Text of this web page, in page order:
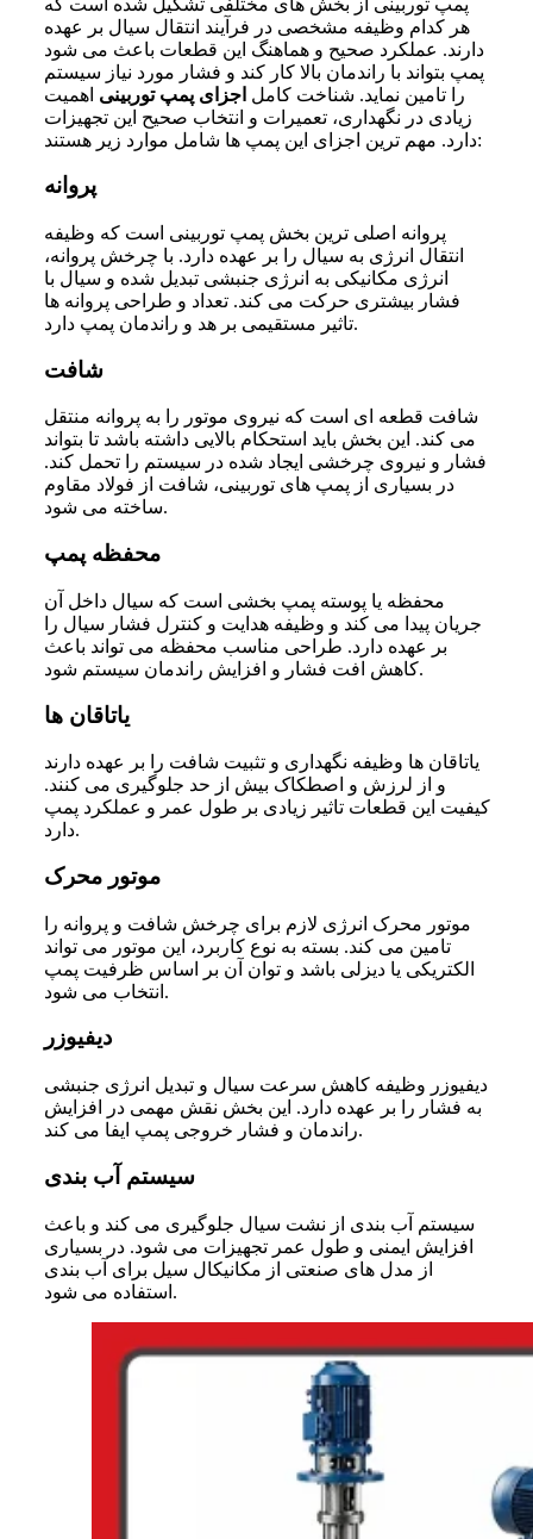
هر کدام وظیفه مشخصی در فرآیند انتقال سیال بر عهده
دارند. عملکرد صحیح و هماهنگ این قطعات باعث می شود
پمپ بتواند با راندمان بالا کار کند و فشار مورد نیاز سیستم
را تامین نماید. شناخت کامل اجزای پمپ توربینی اهمیت
زیادی در نگهداری، تعمیرات و انتخاب صحیح این تجهیزات
دارد. مهم ترین اجزای این پمپ ها شامل موارد زیر هستند:
پروانه
پروانه اصلی ترین بخش پمپ توربینی است که وظیفه
انتقال انرژی به سیال را بر عهده دارد. با چرخش پروانه،
انرژی مکانیکی به انرژی جنبشی تبدیل شده و سیال با
فشار بیشتری حرکت می کند. تعداد و طراحی پروانه ها
تاثیر مستقیمی بر هد و راندمان پمپ دارد.
شافت
شافت قطعه ای است که نیروی موتور را به پروانه منتقل
می کند. این بخش باید استحکام بالایی داشته باشد تا بتواند
فشار و نیروی چرخشی ایجاد شده در سیستم را تحمل کند.
در بسیاری از پمپ های توربینی، شافت از فولاد مقاوم
ساخته می شود.
محفظه پمپ
محفظه یا پوسته پمپ بخشی است که سیال داخل آن
جریان پیدا می کند و وظیفه هدایت و کنترل فشار سیال را
بر عهده دارد. طراحی مناسب محفظه می تواند باعث
کاهش افت فشار و افزایش راندمان سیستم شود.
یاتاقان ها
یاتاقان ها وظیفه نگهداری و تثبیت شافت را بر عهده دارند
و از لرزش و اصطکاک بیش از حد جلوگیری می کنند.
کیفیت این قطعات تاثیر زیادی بر طول عمر و عملکرد پمپ
دارد.
موتور محرک
موتور محرک انرژی لازم برای چرخش شافت و پروانه را
تامین می کند. بسته به نوع کاربرد، این موتور می تواند
الکتریکی یا دیزلی باشد و توان آن بر اساس ظرفیت پمپ
انتخاب می شود.
دیفیوزر
دیفیوزر وظیفه کاهش سرعت سیال و تبدیل انرژی جنبشی
به فشار را بر عهده دارد. این بخش نقش مهمی در افزایش
راندمان و فشار خروجی پمپ ایفا می کند.
سیستم آب بندی
سیستم آب بندی از نشت سیال جلوگیری می کند و باعث
افزایش ایمنی و طول عمر تجهیزات می شود. در بسیاری
از مدل های صنعتی از مکانیکال سیل برای آب بندی
استفاده می شود.